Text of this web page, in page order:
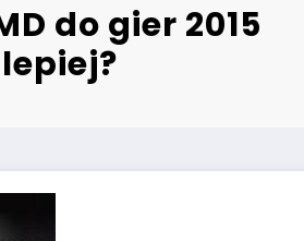
do gier 2015